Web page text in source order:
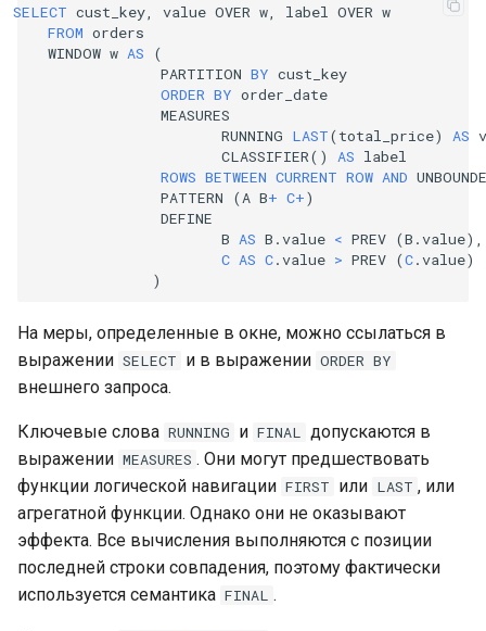
SELECT cust_key value OVER w label OVER w
FROM orders
WINDOW w AS
(
PARTITION BY cust_key
ORDER BY order_date
MEASURES
RUNNING LAST(total_price) AS
CLASSIFIER() AS label
ROWS BETWEEN CURRENT ROW AND
PATTERN
(A B+ C+)
DEFINE
B AS B .value < PREV (B .value),
C AS C.value > PREV (C.value)
)
На меры, определенные в окне, можно ссылаться в
выражении SELECT и в выражении ORDER BY
внешнего запроса.
Ключевые слова RUNNING и FINAL допускаются в
выражении MEASURES . Они могут предшествовать
функции логической навигации FIRST или LAST , или
агрегатной функции. Однако они не оказывают
эффекта. Все вычисления выполняются с позиции
последней строки совпадения, поэтому фактически
используется семантика FINAL .